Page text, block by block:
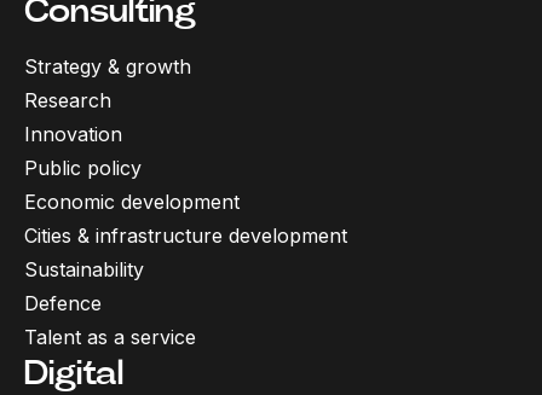
Consulting
Strategy & growth
Research
Innovation
Public policy
Economic development
Cities & infrastructure development
Sustainability
Defence
Talent as a service
Digital